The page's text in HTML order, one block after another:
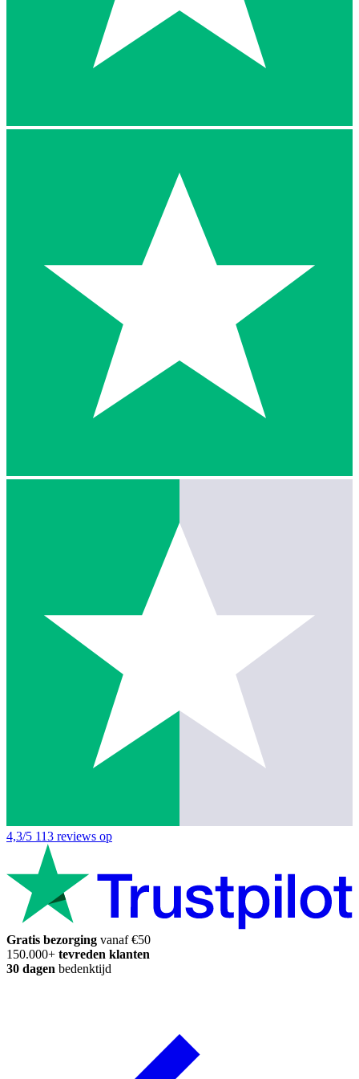
4,3/5 113 reviews op
Gratis bezorging vanaf €50
150.000+ tevreden klanten
30 dagen bedenktijd